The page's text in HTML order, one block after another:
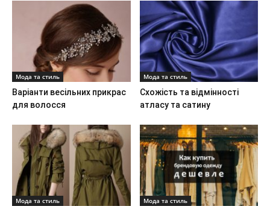
Мода та стиль
Варіанти весільних прикрас
для волосся
Мода та стиль
Схожість та відмінності
атласу та сатину
Мода та стиль Мода та стиль